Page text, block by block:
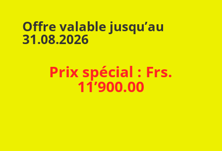
Offre valable jusqu’au
31.08.2026
Prix spécial : Frs.
11’900.00